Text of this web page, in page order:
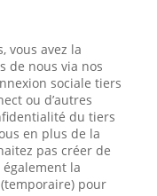
vous avez la
de nous via nos
sociale tiers
ou d’autres
du tiers
en plus de la
pas créer de
la
pour